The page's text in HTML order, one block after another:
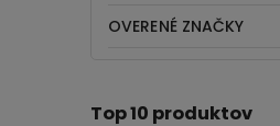
OVERENÉ ZNAČKY
Top 10 produktov